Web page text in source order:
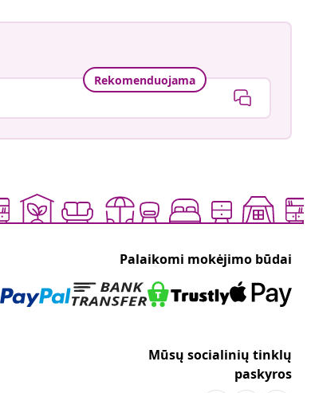
Rekomenduojama
Palaikomi mokėjimo būdai
Mūsų socialinių tinklų
paskyros